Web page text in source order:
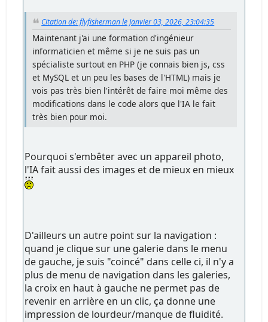
Citation de: flyfisherman le Janvier 03, 2026, 23:04:35
Maintenant j'ai une formation d'ingénieur
informaticien et même si je ne suis pas un
spécialiste surtout en PHP (je connais bien js, css
et MySQL et un peu les bases de l'HTML) mais je
vois pas très bien l'intérêt de faire moi même des
modifications dans le code alors que l'IA le fait
très bien pour moi.
Pourquoi s'embêter avec un appareil photo,
l'IA fait aussi des images et de mieux en mieux
D'ailleurs un autre point sur la navigation :
quand je clique sur une galerie dans le menu
de gauche, je suis "coincé" dans celle ci, il n'y a
plus de menu de navigation dans les galeries,
la croix en haut à gauche ne permet pas de
revenir en arrière en un clic, ça donne une
impression de lourdeur/manque de fluidité.